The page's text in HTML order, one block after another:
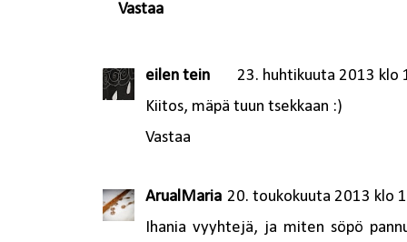
Vastaa
eilen tein
23. huhtikuuta 2013 klo
Kiitos, mäpä tuun tsekkaan :)
Vastaa
ArualMaria 20. toukokuuta 2013 klo
Ihania vyyhtejä, ja miten söpö